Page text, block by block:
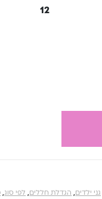
12
גני ילדים, הגדלת חללים, לפי סוג,